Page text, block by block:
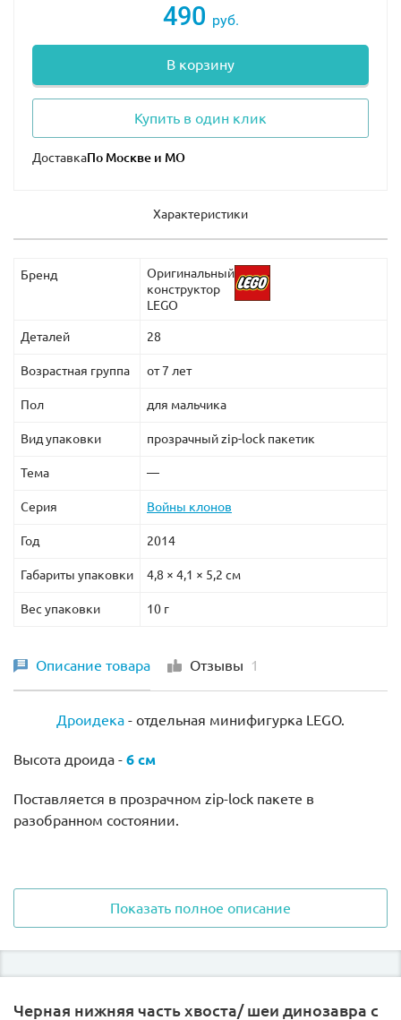
490 руб.
В корзину
Купить в один клик
Доставка
Характеристики
Бренд
Оригинальный
конструктор
LEGO
Деталей 28
Возрастная группа от 7 лет
Пол для мальчика
Вид упаковки прозрачный zip-lock пакетик
Тема —
Серия Войны клонов
Год 2014
Габариты упаковки 4,8 × 4,1 × 5,2 см
Вес упаковки 10 г
Описание товара Отзывы 1
Дроидека - отдельная минифигурка LEGO.
Высота дроида - 6 см
Поставляется в прозрачном zip-lock пакете в
разобранном состоянии.
другой минифигуркой:
Показать полное описание
Черная нижняя часть хвоста/ шеи динозавра с